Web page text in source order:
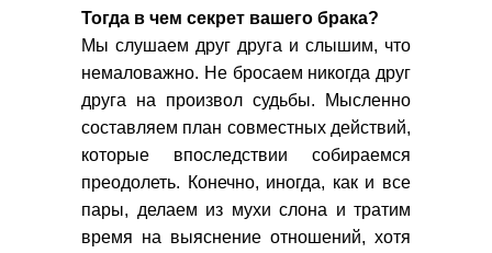
Тогда в чем секрет вашего брака?
Мы слушаем друг друга и слышим, что
немаловажно. Не бросаем никогда друг
друга на произвол судьбы. Мысленно
составляем план совместных действий,
которые впоследствии собираемся
преодолеть. Конечно, иногда, как и все
пары, делаем из мухи слона и тратим
время на выяснение отношений, хотя